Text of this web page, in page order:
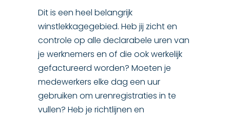
Dit is een heel belangrijk
winstlekkagegebied. Heb jij zicht en
controle op alle declarabele uren van
je werknemers en of die ook werkelijk
gefactureerd worden? Moeten je
medewerkers elke dag een uur
gebruiken om urenregistraties in te
vullen? Heb je richtlijnen en